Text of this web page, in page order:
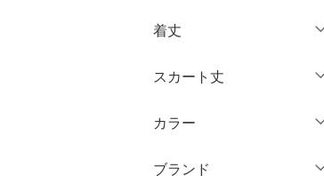
帽子
ヘアアクセサリー
マタニティウェア・ベビ
ー用品
M
XL
ノースリーブ
半袖
長袖
着丈
ショート丈
ミドル丈
スカート丈
ミニ丈・ショート丈
膝丈・ミディ丈
カラー
ブランド